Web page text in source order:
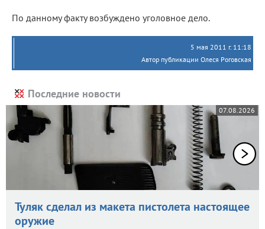
По данному факту возбуждено уголовное дело.
5 мая 2011 г. 11:18
Автор публикации Олеся Роговская
Последние новости
07.08.2026
Туляк сделал из макета пистолета настоящее
оружие